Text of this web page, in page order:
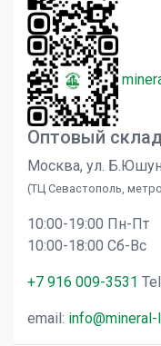
Оптовый
Москва, ул.
(ТЦ Севастополь,
10:00-19:00 Пн-Пт
10:00-18:00 Сб-Вс
+7 916 009-3531
email: info@mineral-